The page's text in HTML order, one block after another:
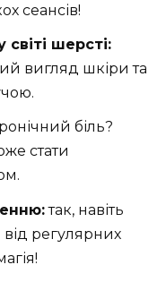
сеансів!
шерсті:
вигляд шкіри та
біль?
стати
так, навіть
регулярних